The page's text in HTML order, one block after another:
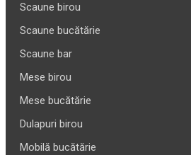
Scaune birou
Scaune bucătărie
Scaune bar
Mese birou
Mese bucătărie
Dulapuri birou
Mobilă bucătărie